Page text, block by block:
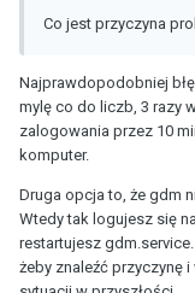
Co jest przyczyna
Najprawdopodobniej
mylę co do liczb, 3 razy
zalogowania przez 10
komputer.
Druga opcja to, że gdm
Wtedy tak logujesz się
restartujesz
żeby znaleźć przyczynę